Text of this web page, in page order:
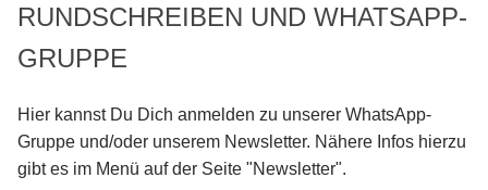
RUNDSCHREIBEN UND WHATSAPP-
GRUPPE
Hier kannst Du Dich anmelden zu unserer WhatsApp-
Gruppe und/oder unserem Newsletter. Nähere Infos hierzu
gibt es im Menü auf der Seite "Newsletter".